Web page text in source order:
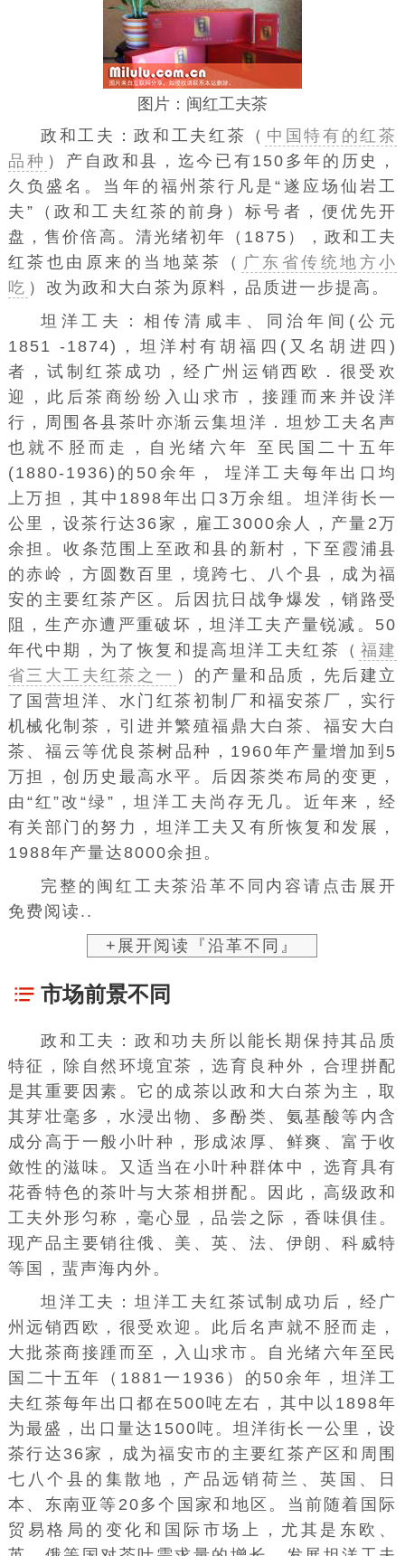
图片：闽红工夫茶
政和工夫：政和工夫红茶（ 中国特有的红茶
品种 ）产自政和县，迄今已有150多年的历史，
久负盛名。当年的福州茶行凡是“遂应场仙岩工
夫”（政和工夫红茶的前身）标号者，便优先开
盘，售价倍高。清光绪初年（1875），政和工夫
红茶也由原来的当地菜茶（ 广东省传统地方小
吃 ）改为政和大白茶为原料，品质进一步提高。
坦洋工夫：相传清咸丰、同治年间(公元
1851 -1874)，坦洋村有胡福四(又名胡进四)
者，试制红茶成功，经广州运销西欧．很受欢
迎，此后茶商纷纷入山求市，接踵而来并设洋
行，周围各县茶叶亦渐云集坦洋．坦炒工夫名声
也就不胫而走，自光绪六年 至民国二十五年
(1880-1936)的50余年， 埕洋工夫每年出口均
上万担，其中1898年出口3万余组。坦洋街长一
公里，设茶行达36家，雇工3000余人，产量2万
余担。收条范围上至政和县的新村，下至霞浦县
的赤岭，方圆数百里，境跨七、八个县，成为福
安的主要红茶产区。后因 抗日战争爆发，销路受
阻，生产亦遭严重破坏，坦洋工夫产量锐减。50
年代中期，为了恢复和提高坦洋工夫红茶（ 福建
省三大工夫红茶之一 ）的产量和品质，先后建立
了国营坦洋、水门红茶初制厂和福安茶厂，实行
机械化制茶，引进并繁殖福鼎大白茶、福安大白
茶、福云等优良茶树品种，1960年产量增加到5
万担，创历史最高水平。后因茶类布局的变更，
由“红”改“绿”，坦洋工夫尚存无几。近年来，经
有关部门的努力，坦洋工夫又有所恢复和发展，
1988年产量达8000余担。
完整的闽红工夫茶沿革不同内容请点击展开
免费阅读..
+展开阅读『沿革不同』
市场前景不同
政和工夫：政和功夫所以能长期保持其品质
特征，除自然环境宜茶，选育良种外，合理拼配
是其重要因素。它的成茶以政和大白茶为主，取
其芽壮毫多，水浸出物、多酚类、氨基酸等内含
成分高于一般小叶种，形成浓厚、鲜爽、富于收
敛性的滋味。又适当在小叶种群体中，选育具有
花香特色的茶叶与大茶相拼配。因此，高级政和
工夫外形匀称，毫心显，品尝之际，香味俱佳。
现产品主要销往俄、美、英、法、伊朗、科威特
等国，蜚声海内外。
坦洋工夫： 坦洋工夫红茶试制成功后，经广
州远销西欧，很受欢迎。此后名声就不胫而走，
大批茶商接踵而至，入山求市。自光绪六年至民
国二十五年（1881一1936）的50余年，坦洋工
夫红茶每年出口都在500吨左右，其中以1898年
为最盛，出口量达1500吨。坦洋街长一公里，设
茶行达36家，成为福安市的主要红茶产区和周围
七八个县的集散地，产品远销荷兰、英国、日
本、东南亚等20多个国家和地区。当前随着 国际
贸易格局 的变化和国际市场上，尤其是东欧、